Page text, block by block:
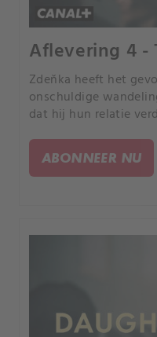
Aflevering 4 -
Zdeňka heeft het
onschuldige
dat hij hun relatie
hoe ze dit moet
ABONNEER NU